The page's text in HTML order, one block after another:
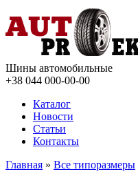
Шины автомобильные
+38 044 000-00-00
Каталог
Новости
Статьи
Контакты
Главная » Все типоразмеры